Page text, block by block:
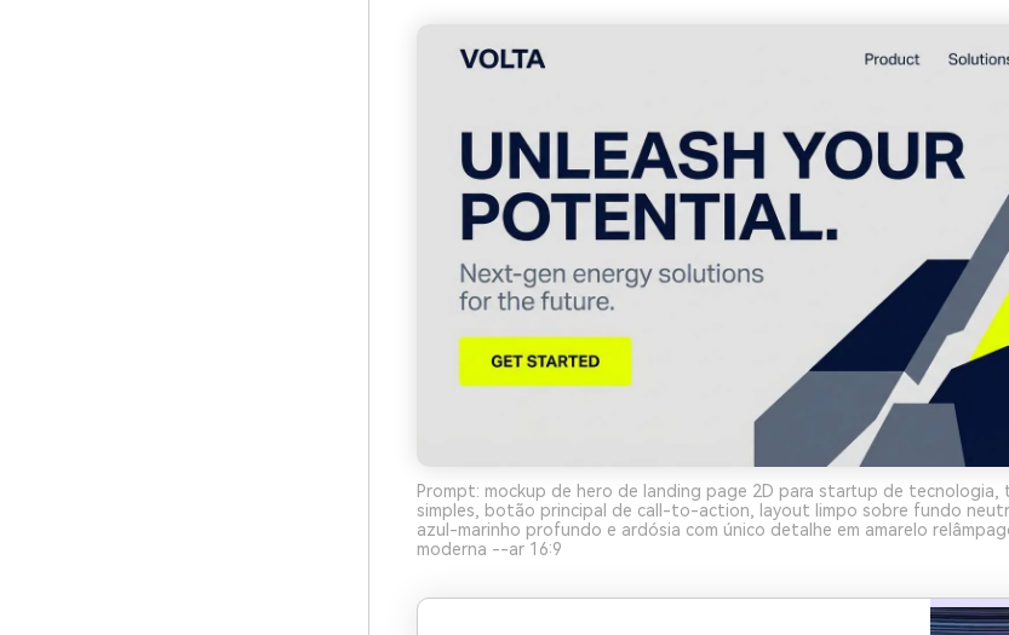
Prompt: mockup de hero de landing page 2D para startup de tecnologia,
simples, botão principal de call-to-action, layout limpo sobre fundo
azul-marinho profundo e ardósia com único detalhe em amarelo
moderna --ar 16:9